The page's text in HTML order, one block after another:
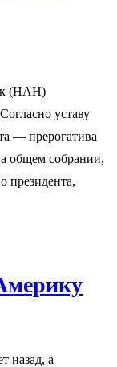
(НАН)
уставу
— прерогатива
общем собрании,
президента,
назад, а